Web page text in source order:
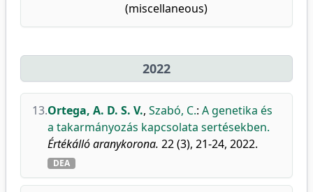
(miscellaneous)
2022
13.Ortega, A. D. S. V., Szabó, C.: A genetika és
a takarmányozás kapcsolata sertésekben.
Értékálló aranykorona. 22 (3), 21-24, 2022.
DEA